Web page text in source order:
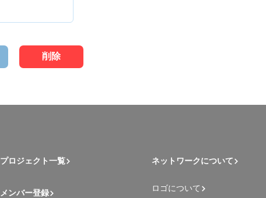
削除
プロジェクト一覧
メンバー登録
ネットワークについて
ロゴについて